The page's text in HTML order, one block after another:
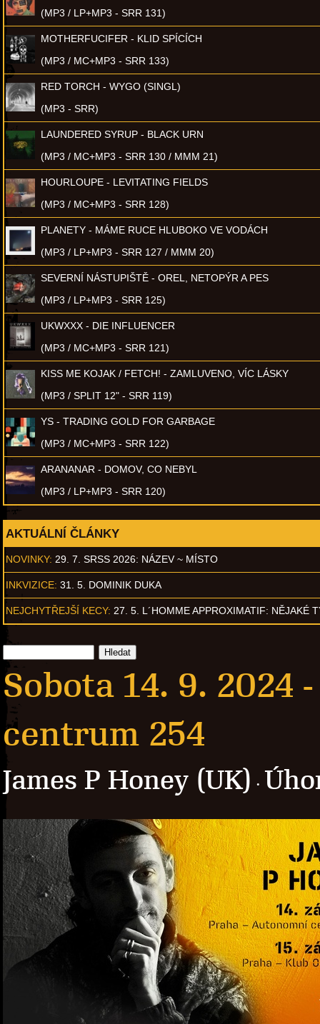
(MP3 / LP+MP3 - SRR 131)
MOTHERFUCIFER - KLID SPÍCÍCH
(MP3 / MC+MP3 - SRR 133)
RED TORCH - WYGO (SINGL)
(MP3 - SRR)
LAUNDERED SYRUP - BLACK URN
(MP3 / MC+MP3 - SRR 130 / MMM 21)
HOURLOUPE - LEVITATING FIELDS
(MP3 / MC+MP3 - SRR 128)
PLANETY - MÁME RUCE HLUBOKO VE VODÁCH
(MP3 / LP+MP3 - SRR 127 / MMM 20)
SEVERNÍ NÁSTUPIŠTĚ - OREL, NETOPÝR A PES
(MP3 / LP+MP3 - SRR 125)
UKWXXX - DIE INFLUENCER
(MP3 / MC+MP3 - SRR 121)
KISS ME KOJAK / FETCH! - ZAMLUVENO, VÍC LÁSKY
(MP3 / SPLIT 12" - SRR 119)
YS - TRADING GOLD FOR GARBAGE
(MP3 / MC+MP3 - SRR 122)
ARANANAR - DOMOV, CO NEBYL
(MP3 / LP+MP3 - SRR 120)
AKTUÁLNÍ ČLÁNKY
NOVINKY: 29. 7. SRSS 2026: NÁZEV ~ MÍSTO
INKVIZICE: 31. 5. DOMINIK DUKA
NEJCHYTŘEJŠÍ KECY: 27. 5. L´HOMME APPROXIMATIF: NĚJAKÉ
Sobota 14. 9. 2024
centrum 254
James P Honey (UK) ·